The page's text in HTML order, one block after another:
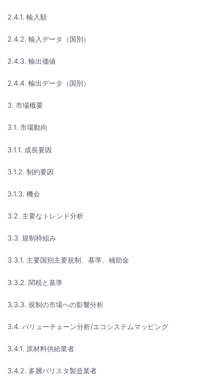
2.4.1. 輸入額
2.4.2. 輸入データ（国別）
2.4.3. 輸出価値
2.4.4. 輸出データ（国別）
3. 市場概要
3.1. 市場動向
3.1.1. 成長要因
3.1.2. 制約要因
3.1.3. 機会
3.2. 主要なトレンド分析
3.3. 規制枠組み
3.3.1. 主要国別主要規制、基準、補助金
3.3.2. 関税と基準
3.3.3. 規制の市場への影響分析
3.4. バリューチェーン分析/エコシステムマッピング
3.4.1. 原材料供給業者
3.4.2. 多層バリスタ製造業者